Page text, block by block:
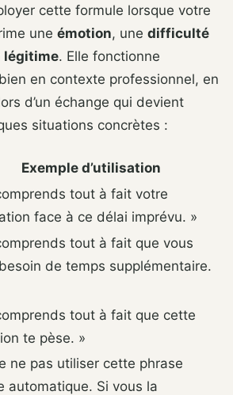
cette formule lorsque votre
une émotion, une difficulté
légitime. Elle fonctionne
en contexte professionnel, en
d’un échange qui devient
situations concrètes :
Exemple d’utilisation
tout à fait votre
face à ce délai imprévu. »
tout à fait que vous
de temps supplémentaire.
tout à fait que cette
te pèse. »
ne pas utiliser cette phrase
automatique. Si vous la